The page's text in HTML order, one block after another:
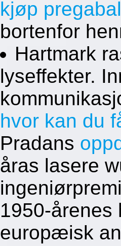
kjøp
bortenfor
Hartmark
lyseffekter.
hvor kan du
Pradans
åras lasere
1950-årenes
europæisk